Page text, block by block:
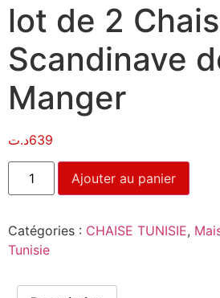
lot de 2
Scandinave
Manger
639د.ت
Ajouter au panier
Catégories : CHAISE TUNISIE,
Tunisie